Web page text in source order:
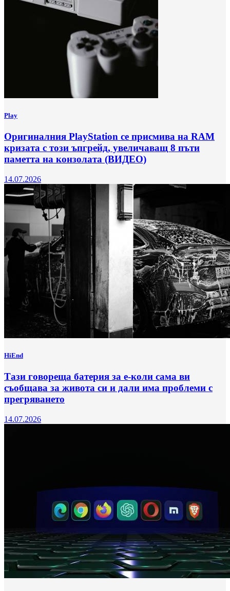
Play
Оригиналния PlayStation се присмива на RAM
кризата с този ъпгрейд, увеличаващ 8 пъти
паметта на конзолата (ВИДЕО)
14.07.2026
HiEnd
Тази говореща батерия за е-коли сама ви
съобщава за живота си и дали има проблеми с
прегряването
14.07.2026